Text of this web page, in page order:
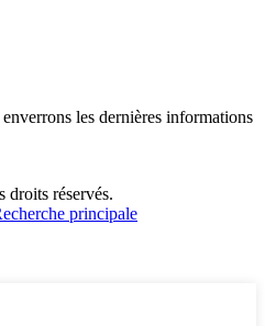
les dernières informations
réservés.
principale